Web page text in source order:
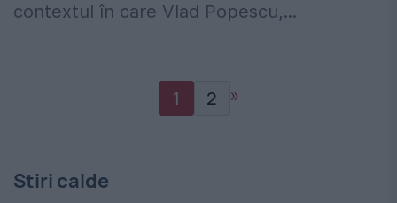
contextul în care Vlad Popescu,...
1 2 »
Stiri calde